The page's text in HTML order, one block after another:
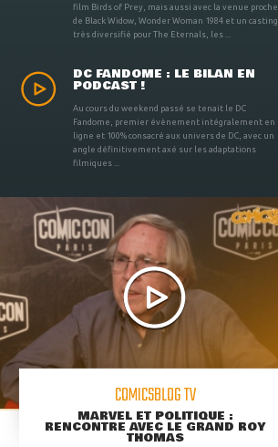
film Birds of Prey, mais aussi avec la venue proche
de Black Widow, Wonder Woman 1984 et un casting
très diversifié pour The Eternals, les ...
DC FANDOME : LE BILAN EN
PODCAST !
Au cours du weekend passé se tenait le DC
Fandome, premier évènement intégralement en
ligne et 100% consacré aux univers de DC, avec un
angle définitivement axé sur les adaptations
filmiques ...
COMICSBLOG TV
MARVEL ET POLITIQUE :
RENCONTRE AVEC LE GRAND ROY
THOMAS